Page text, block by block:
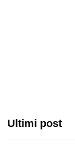
Ultimi post